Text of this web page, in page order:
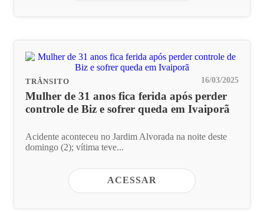
TRÂNSITO 16/03/2025
Mulher de 31 anos fica ferida após perder
controle de Biz e sofrer queda em Ivaiporã
Acidente aconteceu no Jardim Alvorada na noite deste
domingo (2); vítima teve...
ACESSAR